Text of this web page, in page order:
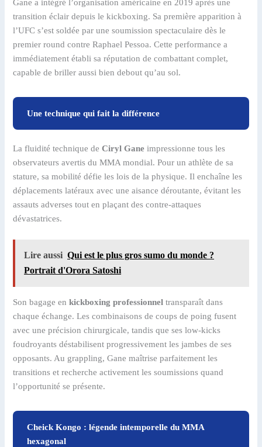
Gane a intégré l’organisation américaine en 2019 après une
transition éclair depuis le kickboxing. Sa première apparition à
l’UFC s’est soldée par une soumission spectaculaire dès le
premier round contre Raphael Pessoa. Cette performance a
immédiatement établi sa réputation de combattant complet,
capable de briller aussi bien debout qu’au sol.
Une technique qui fait la différence
La fluidité technique deCiryl Gane impressionne tous les
observateurs avertis du MMA mondial. Pour un athlète de sa
stature, sa mobilité défie les lois de la physique. Il enchaîne les
déplacements latéraux avec une aisance déroutante, évitant les
assauts adverses tout en plaçant des contre-attaques
dévastatrices.
Lire aussi Qui est le plus gros sumo du monde ?
Portrait d'Orora Satoshi
Son bagage enkickboxing professionnel transparaît dans
chaque échange. Les combinaisons de coups de poing fusent
avec une précision chirurgicale, tandis que ses low-kicks
foudroyants déstabilisent progressivement les jambes de ses
opposants. Au grappling, Gane maîtrise parfaitement les
transitions et recherche activement les soumissions quand
l’opportunité se présente.
Cheick Kongo : légende intemporelle du MMA
hexagonal